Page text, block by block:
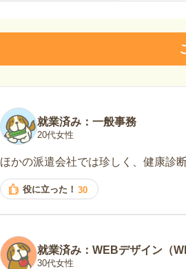
就業済み：一般事務
20代女性
ほかの派遣会社では珍しく、健康診
役に立った！ 30
就業済み：WEBデザイン（
30代女性